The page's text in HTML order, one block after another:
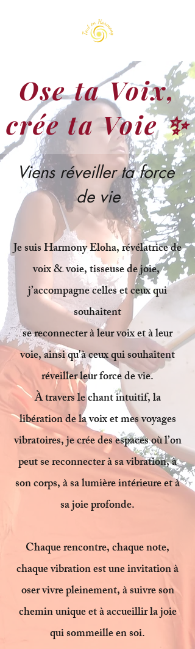
Ose ta Voix,
crée ta Voie ✨
Viens réveiller ta force
de vie
Je suis Harmony Eloha, révélatrice de
voix & voie, tisseuse de joie,
j’accompagne celles et ceux qui
souhaitent
se reconnecter à leur voix et à leur
voie, ainsi qu'à ceux qui souhaitent
réveiller leur force de vie.
À travers le chant intuitif, la
libération de la voix et mes voyages
vibratoires, je crée des espaces où l’on
peut se reconnecter à sa vibration, à
son corps, à sa lumière intérieure et à
sa joie profonde.
Chaque rencontre, chaque note,
chaque vibration est une invitation à
oser vivre pleinement, à suivre son
chemin unique et à accueillir la joie
qui sommeille en soi.